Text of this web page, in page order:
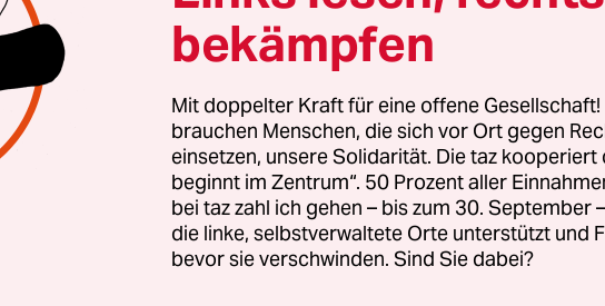
Leute wollen reisen, sich bewegen, ausgehen.
und Verteuerung?
steht tatsächlich gegenüber, dass wie fast alles
das Reisen teurer wird. Gerade wenn Sie es mit 2019
als viele zum letzten Mal gereist sind. Das können sich
ein Teil der Bürger zögert deshalb auch mit der
bekämpfen
Mit doppelter Kraft für eine offene
brauchen Menschen, die sich vor Ort gegen
einsetzen, unsere Solidarität. Die taz kooperiert
beginnt im Zentrum“. 50 Prozent aller
bei taz zahl ich gehen – bis zum 30. September
die linke, selbstverwaltete Orte unterstützt und
bevor sie verschwinden. Sind Sie dabei?